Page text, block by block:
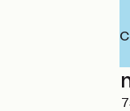
36 Rue Saint-